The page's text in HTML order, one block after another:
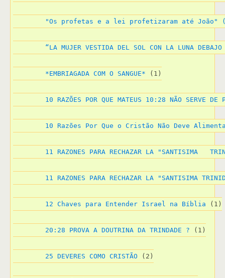
"Os profetas e a lei profetizaram até João"
“LA MUJER VESTIDA DEL SOL CON LA LUNA DEBAJO
*EMBRIAGADA COM O SANGUE* (1)
10 RAZÕES POR QUE MATEUS 10:28 NÃO SERVE DE
10 Razões Por Que o Cristão Não Deve
11 RAZONES PARA RECHAZAR LA "SANTISIMA
11 RAZONES PARA RECHAZAR LA "SANTISIMA
12 Chaves para Entender Israel na Bíblia (1)
20:28 PROVA A DOUTRINA DA TRINDADE ? (1)
25 DEVERES COMO CRISTÃO (2)